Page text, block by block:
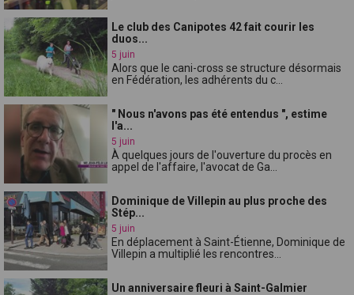
Le club des Canipotes 42 fait courir les
duos...
5 juin
Alors que le cani-cross se structure désormais
en Fédération, les adhérents du c...
" Nous n'avons pas été entendus ", estime
l'a...
5 juin
À quelques jours de l'ouverture du procès en
appel de l'affaire, l'avocat de Ga...
Dominique de Villepin au plus proche des
Stép...
5 juin
En déplacement à Saint-Étienne, Dominique de
Villepin a multiplié les rencontres...
Un anniversaire fleuri à Saint-Galmier